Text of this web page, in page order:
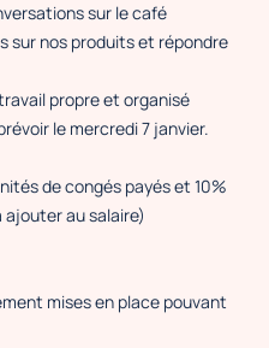
sur le café
sur nos produits et répondre
propre et organisé
le mercredi 7 janvier.
de congés payés et 10%
au salaire)
mises en place pouvant